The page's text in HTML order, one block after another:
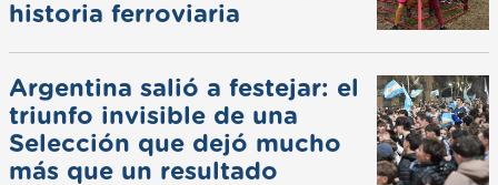
historia ferroviaria
Argentina salió a festejar: el
triunfo invisible de una
Selección que dejó mucho
más que un resultado